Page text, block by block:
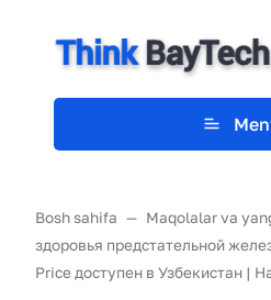
Bosh sahifa Maqolalar va
здоровья предстательной
Price доступен в Узбекистан |